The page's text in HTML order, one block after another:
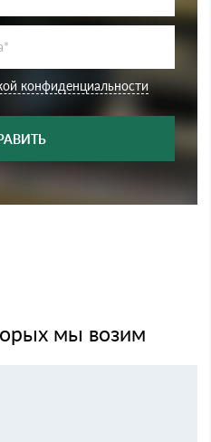
конфиденциальности
мы возим